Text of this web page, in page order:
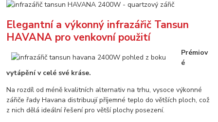
Elegantní a výkonný infrazářič Tansun
HAVANA pro venkovní použití
Prémiov
é
vytápění v celé své kráse.
Na rozdíl od méně kvalitních alternativ na trhu, vysoce výkonné
zářiče řady Havana distribuují příjemné teplo do větších ploch, což
z nich dělá ideální řešení pro větší plochy posezení.